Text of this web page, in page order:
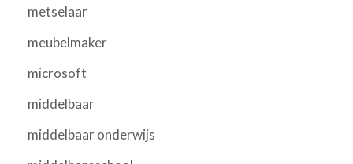
metselaar
meubelmaker
microsoft
middelbaar
middelbaar onderwijs